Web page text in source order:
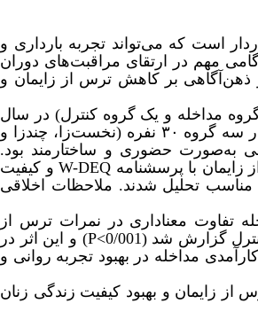
است که می‌تواند تجربه بارداری و
مهم در ارتقای مراقبت‌های دوران
بر کاهش ترس از زایمان و
مداخله و یک گروه کنترل) در سال
۱۴۰۴ در بندرعباس انجام شد. ۹۰ زن باردار واجد شرایط به روش تصادفی ساختاریافته در سه گروه ۳۰ نفره (نخست‌زا، چندزا و
به‌صورت حضوری و ساختارمند بود.
با پرسشنامه W-DEQو کیفیت
مناسب تحلیل شدند. ملاحظات اخلاقی
تفاوت معناداری در نمرات ترس از
گزارش شد (0/001>
P) و این اثر در
مداخله در بهبود تجربه روانی و
از زایمان و بهبود کیفیت زندگی زنان